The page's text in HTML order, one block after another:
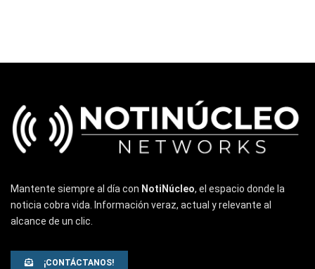
Mantente siempre al día con NotiNúcleo, el espacio donde la
noticia cobra vida. Información veraz, actual y relevante al
alcance de un clic.
¡CONTÁCTANOS!